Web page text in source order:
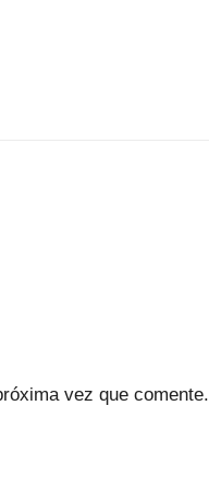
vez que comente.